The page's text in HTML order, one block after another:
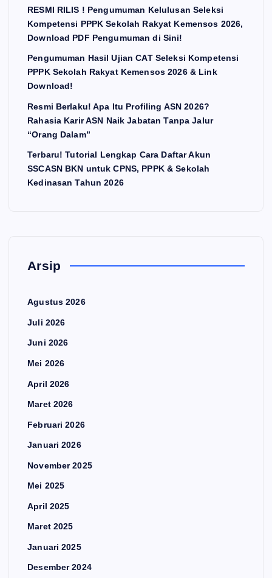
RESMI RILIS ! Pengumuman Kelulusan Seleksi
Kompetensi PPPK Sekolah Rakyat Kemensos 2026,
Download PDF Pengumuman di Sini!
Pengumuman Hasil Ujian CAT Seleksi Kompetensi
PPPK Sekolah Rakyat Kemensos 2026 & Link
Download!
Resmi Berlaku! Apa Itu Profiling ASN 2026?
Rahasia Karir ASN Naik Jabatan Tanpa Jalur
“Orang Dalam”
Terbaru! Tutorial Lengkap Cara Daftar Akun
SSCASN BKN untuk CPNS, PPPK & Sekolah
Kedinasan Tahun 2026
Arsip
Agustus 2026
Juli 2026
Juni 2026
Mei 2026
April 2026
Maret 2026
Februari 2026
Januari 2026
November 2025
Mei 2025
April 2025
Maret 2025
Januari 2025
Desember 2024